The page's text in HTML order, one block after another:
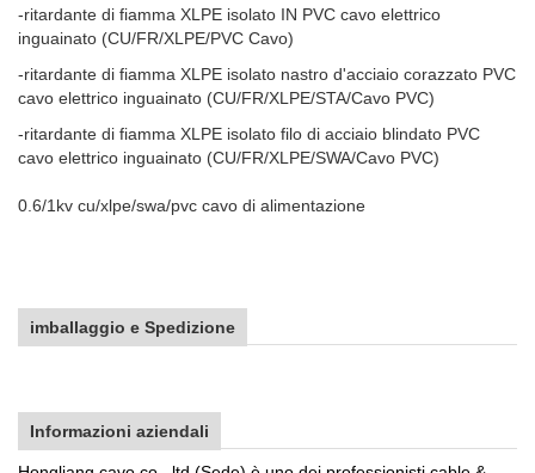
-ritardante di fiamma XLPE isolato IN PVC cavo elettrico
inguainato (CU/FR/XLPE/PVC Cavo)
-ritardante di fiamma XLPE isolato nastro d'acciaio corazzato PVC
cavo elettrico inguainato (CU/FR/XLPE/STA/Cavo PVC)
-ritardante di fiamma XLPE isolato filo di acciaio blindato PVC
cavo elettrico inguainato (CU/FR/XLPE/SWA/Cavo PVC)
0.6/1kv cu/xlpe/swa/pvc cavo di alimentazione
imballaggio e Spedizione
Informazioni aziendali